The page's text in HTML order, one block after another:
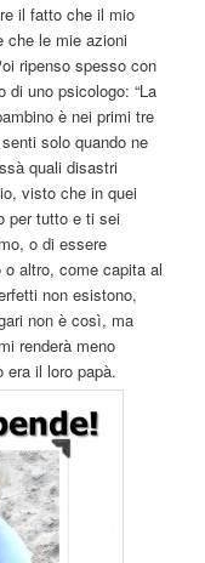
il fatto che il mio
che le mie azioni
ripenso spesso con
di uno psicologo: “La
è nei primi tre
solo quando ne
quali disastri
visto che in quei
per tutto e ti sei
o di essere
o altro, come capita al
non esistono,
non è così, ma
renderà meno
il loro papà.